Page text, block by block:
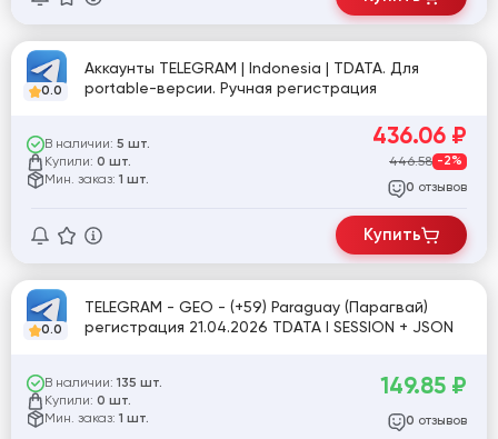
0.0
Аккаунты TELEGRAM | Indonesia | TDATA. Для
portable-версии. Ручная регистрация
В наличии: 5 шт.
Купили: 0 шт.
Мин. заказ: 1 шт.
436.06 ₽
446.58 -2%
0 отзывов
Купить
0.0
TELEGRAM - GEO - (+59) Paraguay (Парагвай)
регистрация 21.04.2026 TDATA I SESSION + JSON
В наличии: 135 шт.
Купили: 0 шт.
Мин. заказ: 1 шт.
149.85 ₽
0 отзывов